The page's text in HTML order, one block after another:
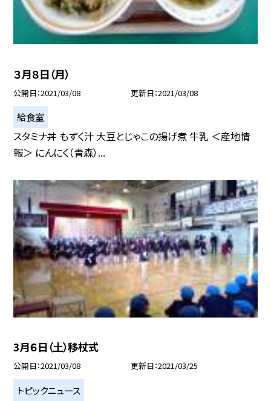
３月８日（月）
公開日 2021/03/08 更新日 2021/03/08
給食室
スタミナ丼 もずく汁 大豆とじゃこの揚げ煮 牛乳 ＜産地情
報＞ にんにく（青森）...
3月６日（土）移杖式
公開日 2021/03/08 更新日 2021/03/25
トピックニュース